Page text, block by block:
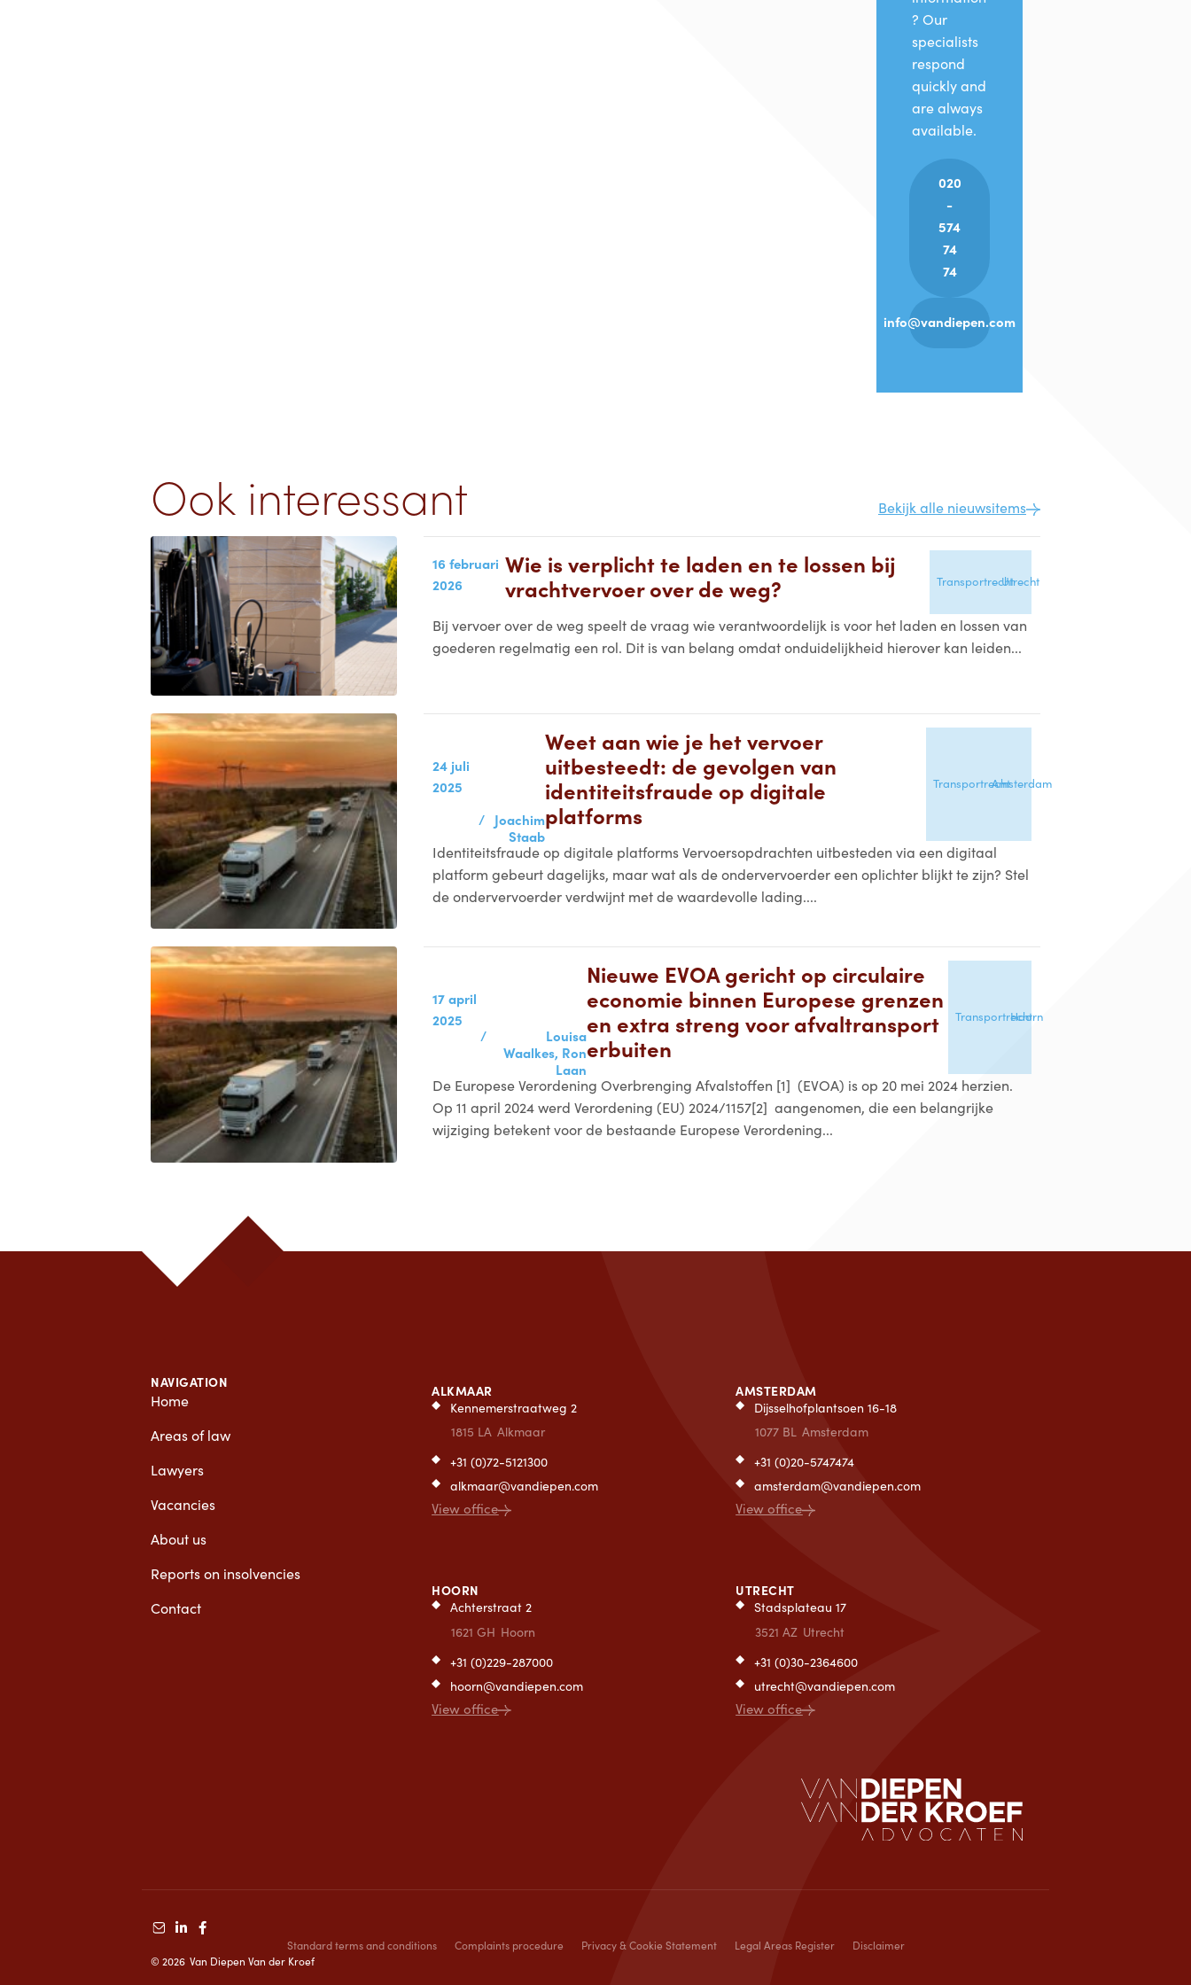
? Our
specialists
respond
quickly and
are always
available.
020
-
574
74
74
info@vandiepen.com
Ook interessant Bekijk alle nieuwsitems
16 februari
2026
Wie is verplicht te laden en te lossen bij
vrachtvervoer over de weg?
TransportrechtUtrecht
Bij vervoer over de weg speelt de vraag wie verantwoordelijk is voor het laden en lossen van
goederen regelmatig een rol. Dit is van belang omdat onduidelijkheid hierover kan leiden...
24 juli
2025
/ Joachim
Staab
Weet aan wie je het vervoer
uitbesteedt: de gevolgen van
identiteitsfraude op digitale
platforms
TransportrechtAmsterdam
Identiteitsfraude op digitale platforms Vervoersopdrachten uitbesteden via een digitaal
platform gebeurt dagelijks, maar wat als de ondervervoerder een oplichter blijkt te zijn? Stel
de ondervervoerder verdwijnt met de waardevolle lading....
17 april
2025
/
Louisa
Waalkes, Ron
Laan
Nieuwe EVOA gericht op circulaire
economie binnen Europese grenzen
en extra streng voor afvaltransport
erbuiten
Transportrecht
Hoorn
De Europese Verordening Overbrenging Afvalstoffen [1] (EVOA) is op 20 mei 2024 herzien.
Op 11 april 2024 werd Verordening (EU) 2024/1157[2] aangenomen, die een belangrijke
wijziging betekent voor de bestaande Europese Verordening...
NAVIGATION
Home
Areas of law
Lawyers
Vacancies
About us
Reports on insolvencies
Contact
ALKMAAR
Kennemerstraatweg 2
1815 LA Alkmaar
+31 (0)72-5121300
alkmaar@vandiepen.com
View office
AMSTERDAM
Dijsselhofplantsoen 16-18
1077 BL Amsterdam
+31 (0)20-5747474
amsterdam@vandiepen.com
View office
HOORN
Achterstraat 2
1621 GH Hoorn
+31 (0)229-287000
hoorn@vandiepen.com
View office
UTRECHT
Stadsplateau 17
3521 AZ Utrecht
+31 (0)30-2364600
utrecht@vandiepen.com
View office
© 2026 Van Diepen Van der Kroef
Standard terms and conditions Complaints procedure Privacy & Cookie Statement Legal Areas Register Disclaimer